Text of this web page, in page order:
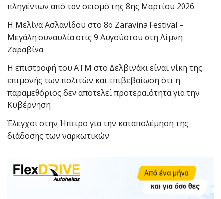
πληγέντων από τον σεισμό της 8ης Μαρτίου 2026
Η Μελίνα Ασλανίδου στο 8ο Zaravina Festival –
Μεγάλη συναυλία στις 9 Αυγούστου στη Λίμνη
Ζαραβίνα
Η επιστροφή του ΑΤΜ στο Δελβινάκι είναι νίκη της
επιμονής των πολιτών και επιβεβαίωση ότι η
παραμεθόριος δεν αποτελεί προτεραιότητα για την
Κυβέρνηση
Έλεγχοι στην Ήπειρο για την καταπολέμηση της
διάδοσης των ναρκωτικών